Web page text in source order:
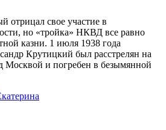
отрицал свое участие в
но «тройка» НКВД все равно
казни. 1 июля 1938 года
Крутицкий был расстрелян на
Москвой и погребен в безымянной